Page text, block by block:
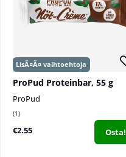
ProPud Proteinbar, 55 g
ProPud
1
€2.55 Osta!